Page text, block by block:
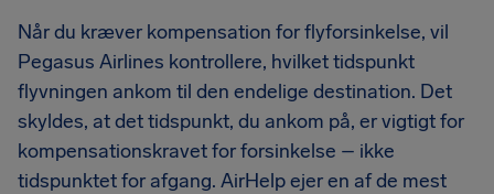
Når du kræver kompensation for flyforsinkelse, vil
Pegasus Airlines kontrollere, hvilket tidspunkt
flyvningen ankom til den endelige destination. Det
skyldes, at det tidspunkt, du ankom på, er vigtigt for
kompensationskravet for forsinkelse – ikke
tidspunktet for afgang. AirHelp ejer en af de mest